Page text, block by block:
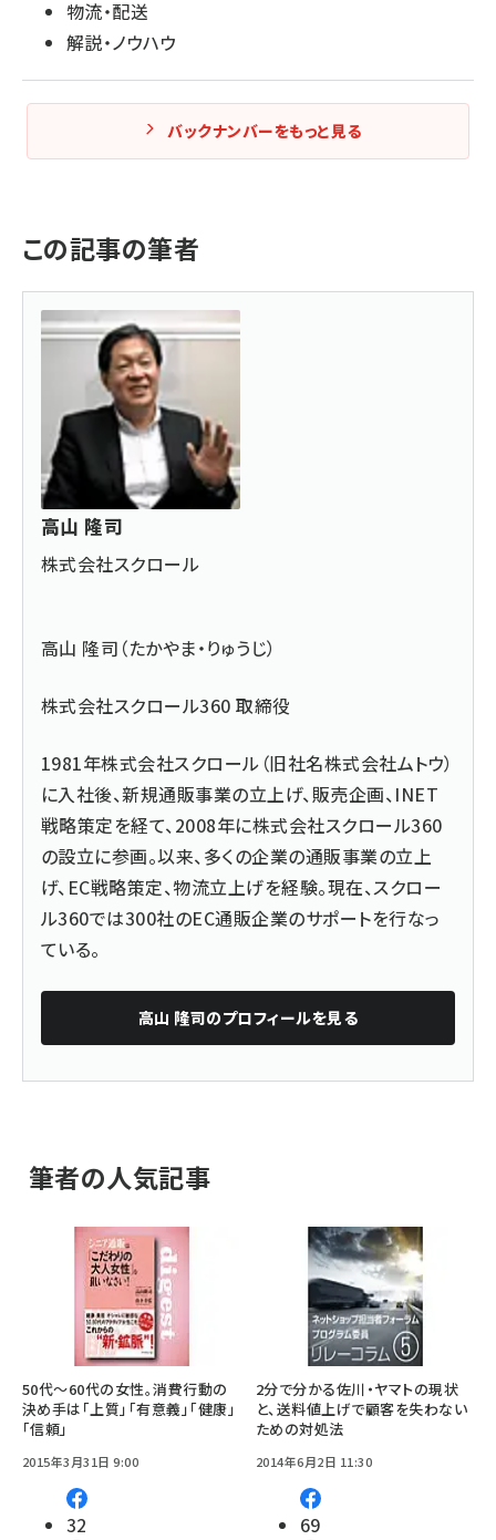
物流・配送
解説・ノウハウ
バックナンバーをもっと見る
この記事の筆者
高山 隆司
株式会社スクロール
高山 隆司（たかやま・りゅうじ）
株式会社スクロール360 取締役
1981年株式会社スクロール（旧社名株式会社ムトウ）
に入社後、新規通販事業の立上げ、販売企画、INET
戦略策定を経て、2008年に株式会社スクロール360
の設立に参画。以来、多くの企業の通販事業の立上
げ、EC戦略策定、物流立上げを経験。現在、スクロー
ル360では300社のEC通販企業のサポートを行なっ
ている。
高山 隆司のプロフィールを見る
筆者の人気記事
50代〜60代の女性。消費行動の
決め手は「上質」「有意義」「健康」
「信頼」
2015年3月31日 9:00
32
2分で分かる佐川・ヤマトの現状
と、送料値上げで顧客を失わない
ための対処法
2014年6月2日 11:30
69